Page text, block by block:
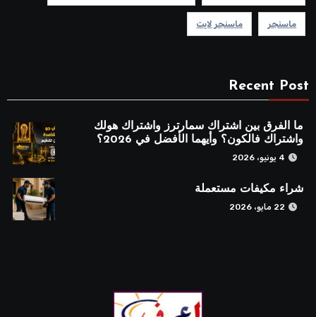
ماسنجر ماسنجر لايت
Recent Post
ما الفرق بين اشتراك سمارترز واشتراك هولك
واشتراك فالكون؟ وأيهما الأفضل في 2026؟
4 يونيو، 2026
شراء مكيفات مستعملة
22 مايو، 2026